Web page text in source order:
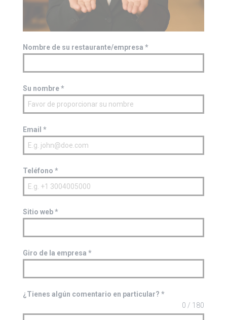
Nombre de su restaurante/empresa *
Su nombre*
Email *
Teléfono *
Sitio web*
Giro de la empresa *
¿Tienes algún comentario en particular? *
0 / 180